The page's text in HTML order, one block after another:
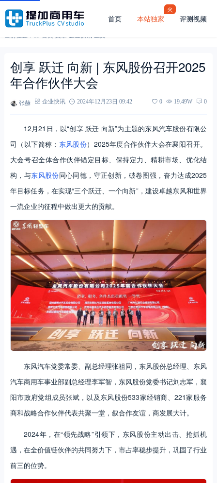
首页 本站独家
火
评测视频
创享 跃迁 向新 | 东风股份召开2025
年合作伙伴大会
张赫 企业快讯 2024年12月23日 09:42 0 19.49W 0
12月21日，以“创享 跃迁 向新”为主题的东风汽车股份有限公
司（以下简称： 东风股份）2025年度合作伙伴大会在襄阳召开。
大会号召全体合作伙伴锚定目标、保持定力、精耕市场、优化结
构，与东风股份同心同德，守正创新，破卷图强，奋力达成2025
年目标任务，在实现“三个跃迁、一个向新”，建设卓越东风和世界
一流企业的征程中做出更大的贡献。
东风汽车党委常委、副总经理张祖同，东风股份总经理、东风
汽车商用车事业部副总经理李军智，东风股份党委书记刘志军，襄
阳市政府党组成员张斌，以及东风股份533家经销商、221家服务
商和战略合作伙伴代表共聚一堂，叙合作友谊，商发展大计。
2024年，在“领先战略”引领下，东风股份主动出击、抢抓机
遇，在全价值链伙伴的共同努力下，市占率稳步提升，巩固了行业
前三的位势。